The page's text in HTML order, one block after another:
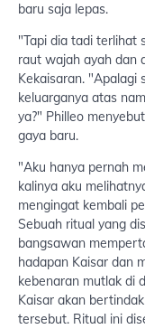
baru saja lepas.
"Tapi dia tadi terlihat
raut wajah ayah dan
Kekaisaran. "Apalagi
keluarganya atas
ya?" Philleo
gaya baru.
"Aku hanya pernah
kalinya aku
mengingat kembali
Sebuah ritual yang
bangsawan
hadapan Kaisar dan
kebenaran mutlak di
Kaisar akan
tersebut. Ritual ini